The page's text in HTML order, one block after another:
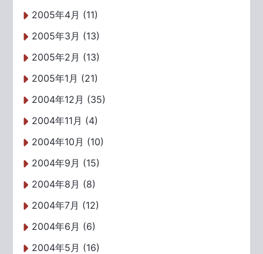
2005年4月 (11)
2005年3月 (13)
2005年2月 (13)
2005年1月 (21)
2004年12月 (35)
2004年11月 (4)
2004年10月 (10)
2004年9月 (15)
2004年8月 (8)
2004年7月 (12)
2004年6月 (6)
2004年5月 (16)